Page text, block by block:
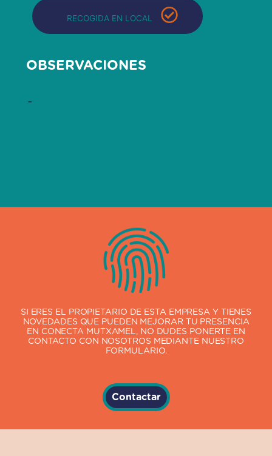
RECOGIDA EN LOCAL
OBSERVACIONES
-
SI ERES EL PROPIETARIO DE ESTA EMPRESA Y TIENES
NOVEDADES QUE PUEDEN MEJORAR TU PRESENCIA
EN CONECTA MUTXAMEL, NO DUDES PONERTE EN
CONTACTO CON NOSOTROS MEDIANTE NUESTRO
FORMULARIO.
Contactar